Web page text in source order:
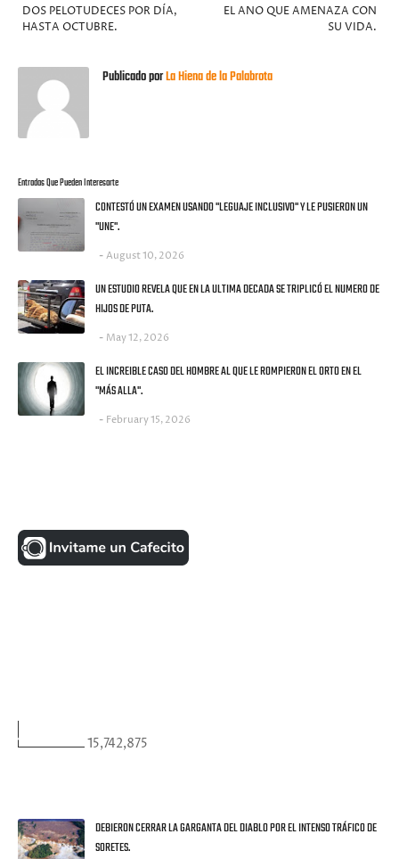
EL ANO QUE AMENAZA CON
SU VIDA.
DOS PELOTUDECES POR DÍA,
HASTA OCTUBRE.
Publicado porLa Hiena de la Palabrota
Entradas Que Pueden Interesarte
CONTESTÓ UN EXAMEN USANDO "LEGUAJE INCLUSIVO" Y LE PUSIERON UN
"UNE".
August 10, 2026
UN ESTUDIO REVELA QUE EN LA ULTIMA DECADA SE TRIPLICÓ EL NUMERO DE
HIJOS DE PUTA.
May 12, 2026
EL INCREIBLE CASO DEL HOMBRE AL QUE LE ROMPIERON EL ORTO EN EL
"MÁS ALLA".
February 15, 2026
15,742,875
DEBIERON CERRAR LA GARGANTA DEL DIABLO POR EL INTENSO TRÁFICO DE
SORETES.